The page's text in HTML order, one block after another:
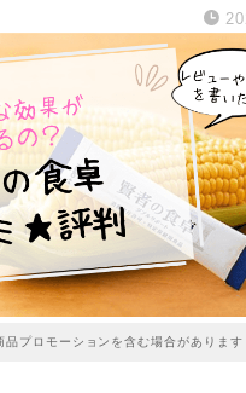
品プロモーションを含む場合があります